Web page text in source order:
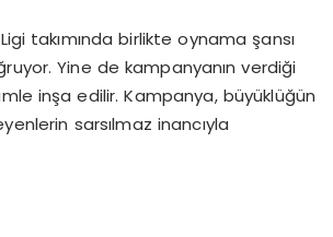
takımında birlikte oynama şansı
Yine de kampanyanın verdiği
inşa edilir. Kampanya, büyüklüğün
sarsılmaz inancıyla